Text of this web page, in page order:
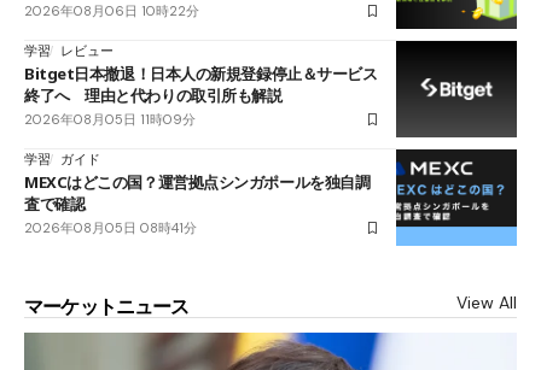
2026年08月06日 10時22分
学習 レビュー
Bitget日本撤退！日本人の新規登録停止＆サービス
終了へ 理由と代わりの取引所も解説
2026年08月05日 11時09分
学習 ガイド
MEXCはどこの国？運営拠点シンガポールを独自調
査で確認
2026年08月05日 08時41分
マーケットニュース View All